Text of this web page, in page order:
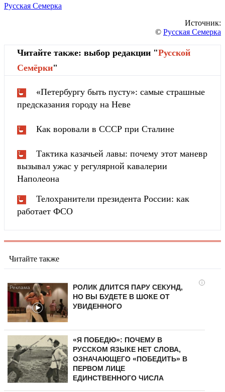
Русская Семерка
Источник:
© Русская Семерка
Читайте также: выбор редакции "Русской
Cемёрки"
«Петербургу быть пусту»: самые страшные
предсказания городу на Неве
Как воровали в СССР при Сталине
Тактика казачьей лавы: почему этот маневр
вызывал ужас у регулярной кавалерии
Наполеона
Телохранители президента России: как
работает ФСО
Читайте также
i
РОЛИК ДЛИТСЯ ПАРУ СЕКУНД,
НО ВЫ БУДЕТЕ В ШОКЕ ОТ
УВИДЕННОГО
«Я ПОБЕДЮ»: ПОЧЕМУ В
РУССКОМ ЯЗЫКЕ НЕТ СЛОВА,
ОЗНАЧАЮЩЕГО «ПОБЕДИТЬ» В
ПЕРВОМ ЛИЦЕ
ЕДИНСТВЕННОГО ЧИСЛА